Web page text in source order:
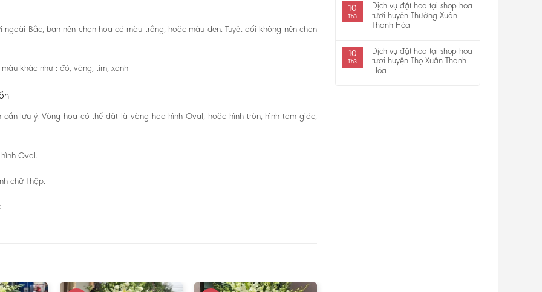
10
Th3
Dịch vụ đặt hoa tại shop hoa
tươi huyện Thường Xuân
Thanh Hóa
10
Th3
Dịch vụ đặt hoa tại shop hoa
tươi huyện Thọ Xuân Thanh
Hóa
Bắc, bạn nên chọn hoa có màu trắng, hoặc màu đen. Tuyệt đối không nên chọn
khác như : đỏ, vàng, tím, xanh
lưu ý. Vòng hoa có thể đặt là vòng hoa hình Oval, hoặc hình tròn, hình tam giác,
Oval.
chữ Thập.